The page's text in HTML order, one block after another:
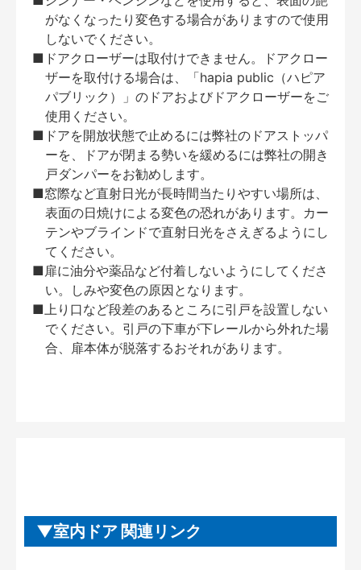
がなくなったり変色する場合がありますので使用
しないでください。
■ドアクローザーは取付けできません。ドアクロー
ザーを取付ける場合は、「hapia public（ハピア
パブリック）」のドアおよびドアクローザーをご
使用ください。
■ドアを開放状態で止めるには弊社のドアストッパ
ーを、ドアが閉まる勢いを緩めるには弊社の開き
戸ダンパーをお勧めします。
■窓際など直射日光が長時間当たりやすい場所は、
表面の日焼けによる変色の恐れがあります。カー
テンやブラインドで直射日光をさえぎるようにし
てください。
■扉に油分や薬品など付着しないようにしてくださ
い。しみや変色の原因となります。
■上り口など段差のあるところに引戸を設置しない
でください。引戸の下車が下レールから外れた場
合、扉本体が脱落するおそれがあります。
室内ドア 関連リンク